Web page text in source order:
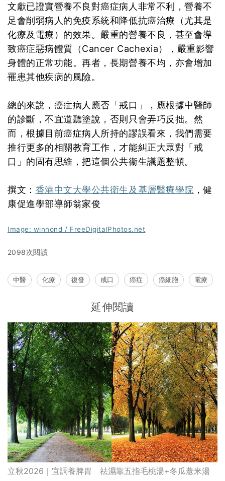
文獻已證實營養不良對癌症病人非常不利，營養不
足會削弱病人的免疫系統和降低抗癌治療（尤其是
化療及電療）的效果。嚴重的營養不良，甚至會導
致癌症惡病體質（Cancer Cachexia），嚴重影響
身體的正常功能。再者，長期營養不均，亦會增加
罹患其他疾病的風險。
總的來說，癌症病人應否「戒口」，應根據中醫師
的診斷，不宜道聽塗說，否則只會弄巧反拙。然
而，根據目前癌症病人所持的謬誤看來，我們需要
推行更多的相關教育工作，才能糾正大眾對「戒
口」的固有思維，把這個公共衞生議題整頓。
撰文： 香港中文大學公共衛生及基層醫療學院 ，健
康促進學部導師翁家俊
Image: winnond / FreeDigitalPhotos.net
2098次閱讀
中醫 化療 復發 戒口 癌症 癌細胞 電療
延伸閱讀
立秋2026｜宜調養脾胃 祛濕靠五指毛桃湯+冬瓜薏米湯